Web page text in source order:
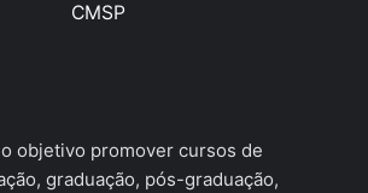
CMSP
objetivo promover cursos de
graduação, pós-graduação,